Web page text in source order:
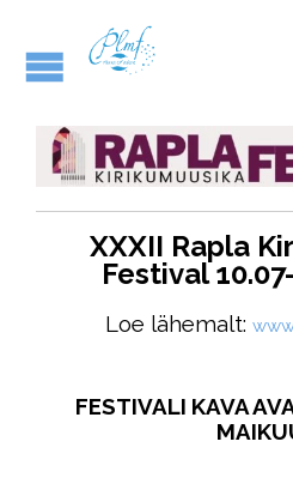
XXXII Rapla
Festival 1
Loe lähemalt:
FESTIVALI KAVA